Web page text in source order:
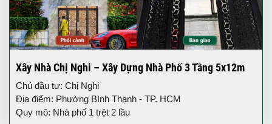
Xây Nhà Chị Nghi – Xây Dựng Nhà Phố 3 Tầng 5x12m
Chủ đầu tư: Chị Nghi
Địa điểm: Phường Bình Thạnh - TP. HCM
Quy mô: Nhà phố 1 trệt 2 lầu